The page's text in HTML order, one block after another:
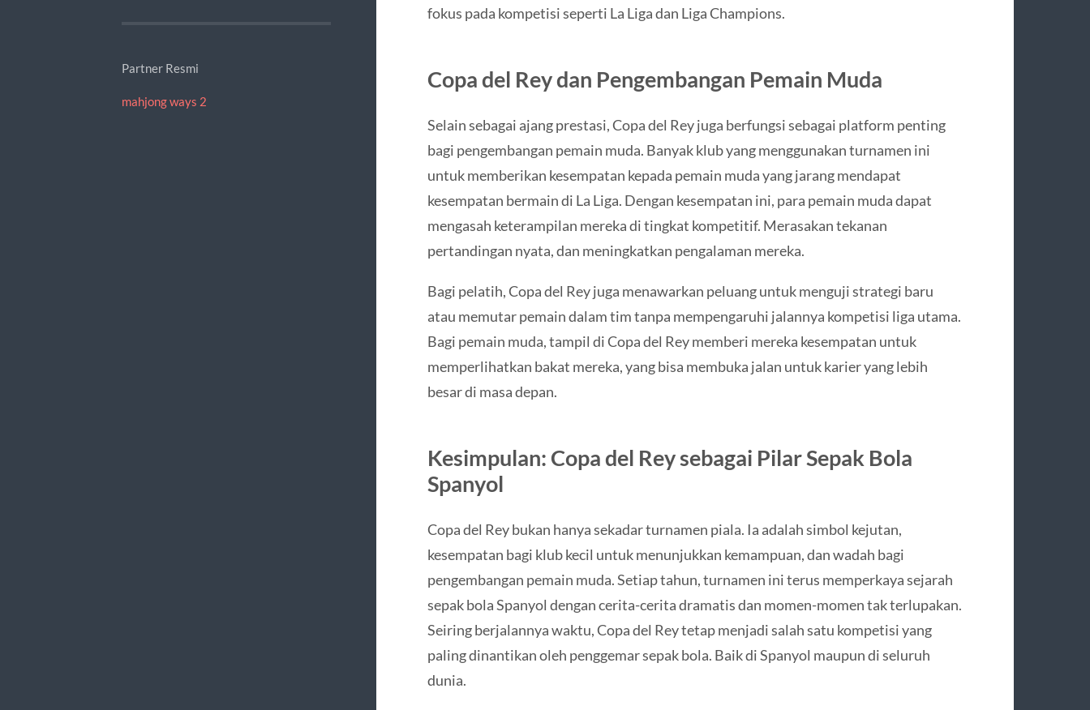
Partner Resmi
mahjong ways 2
fokus pada kompetisi seperti La Liga dan Liga Champions.
Copa del Rey dan Pengembangan Pemain Muda
Selain sebagai ajang prestasi, Copa del Rey juga berfungsi sebagai platform penting
bagi pengembangan pemain muda. Banyak klub yang menggunakan turnamen ini
untuk memberikan kesempatan kepada pemain muda yang jarang mendapat
kesempatan bermain di La Liga. Dengan kesempatan ini, para pemain muda dapat
mengasah keterampilan mereka di tingkat kompetitif. Merasakan tekanan
pertandingan nyata, dan meningkatkan pengalaman mereka.
Bagi pelatih, Copa del Rey juga menawarkan peluang untuk menguji strategi baru
atau memutar pemain dalam tim tanpa mempengaruhi jalannya kompetisi liga utama.
Bagi pemain muda, tampil di Copa del Rey memberi mereka kesempatan untuk
memperlihatkan bakat mereka, yang bisa membuka jalan untuk karier yang lebih
besar di masa depan.
Kesimpulan: Copa del Rey sebagai Pilar Sepak Bola
Spanyol
Copa del Rey bukan hanya sekadar turnamen piala. Ia adalah simbol kejutan,
kesempatan bagi klub kecil untuk menunjukkan kemampuan, dan wadah bagi
pengembangan pemain muda. Setiap tahun, turnamen ini terus memperkaya sejarah
sepak bola Spanyol dengan cerita-cerita dramatis dan momen-momen tak terlupakan.
Seiring berjalannya waktu, Copa del Rey tetap menjadi salah satu kompetisi yang
paling dinantikan oleh penggemar sepak bola. Baik di Spanyol maupun di seluruh
dunia.